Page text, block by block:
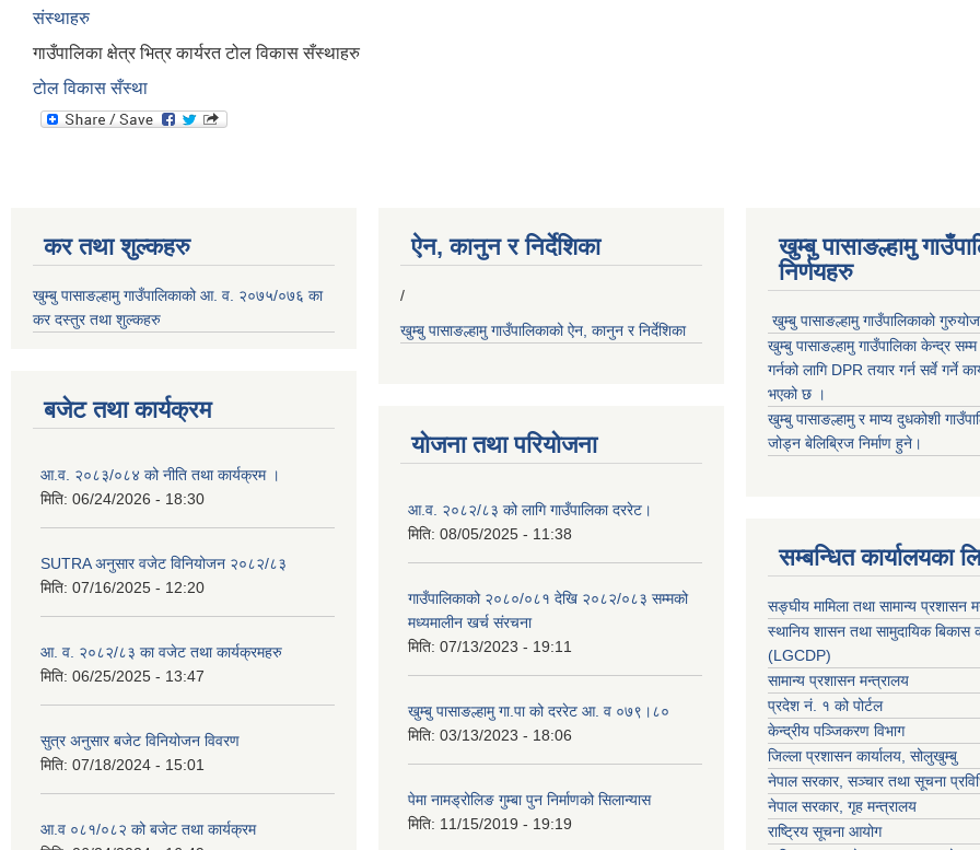
संस्थाहरु
गाउँपालिका क्षेत्र भित्र कार्यरत टोल विकास सँस्थाहरु
टोल विकास सँस्था
कर तथा शुल्कहरु
खुम्बु पासाङल्हामु गाउँपालिकाको आ. व. २०७५/०७६ का
कर दस्तुर तथा शुल्कहरु
बजेट तथा कार्यक्रम
आ.व. २०८३/०८४ को नीति तथा कार्यक्रम ।
मिति: 06/24/2026 - 18:30
SUTRA अनुसार वजेट विनियोजन २०८२/८३
मिति: 07/16/2025 - 12:20
आ. व. २०८२/८३ का वजेट तथा कार्यक्रमहरु
मिति: 06/25/2025 - 13:47
सुत्र अनुसार बजेट विनियोजन विवरण
मिति: 07/18/2024 - 15:01
आ.व ०८१/०८२ को बजेट तथा कार्यक्रम
ऐन, कानुन र निर्देशिका
/
खुम्बु पासाङल्हामु गाउँपालिकाको ऐन, कानुन र निर्देशिका
योजना तथा परियोजना
आ.व. २०८२/८३ को लागि गाउँपालिका दररेट।
मिति: 08/05/2025 - 11:38
गाउँपालिकाको २०८०/०८१ देखि २०८२/०८३ सम्मको
मध्यमालीन खर्च संरचना
मिति: 07/13/2023 - 19:11
खुम्बु पासाङल्हामु गा.पा को दररेट आ. व ०७९।८०
मिति: 03/13/2023 - 18:06
पेमा नामड्रोलिङ गुम्बा पुन निर्माणको सिलान्यास
मिति: 11/15/2019 - 19:19
खुम्बु पासाङल्हामु
निर्णयहरु
खुम्बु पासाङल्हामु गाउँपालिकाको
खुम्बु पासाङल्हामु गाउँपालिका केन्द्र
गर्नको लागि DPR तयार गर्न सर्वे गर्ने
भएको छ ।
खुम्बु पासाङल्हामु र माप्य दुधकोशी
जोड्न बेलिब्रिज निर्माण हुने।
सम्बन्धित कार्यालयका
सङ्घीय मामिला तथा सामान्य प्रशासन
स्थानिय शासन तथा सामुदायिक बिकास
(LGCDP)
सामान्य प्रशासन मन्त्रालय
प्रदेश नं. १ को पोर्टल
केन्द्रीय पञ्जिकरण विभाग
जिल्ला प्रशासन कार्यालय, सोलुखुम्बु
नेपाल सरकार, सञ्चार तथा सूचना
नेपाल सरकार, गृह मन्त्रालय
राष्ट्रिय सूचना आयोग